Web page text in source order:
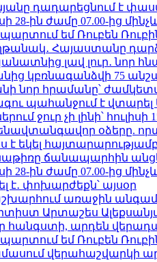
դադարեցնում է
28-ին ժամը 07.00-ից
եմ Ռուբեն
Հայաստանը
լավ լուր․ նոր
կբռնագանձվի 75
նոր հրամանը՝
պահանջում է վտարել
ջուր չի լինի՝ հուլիսի
օձերը.
է եկել
ճանապարհին
28-ին ժամը 07.00-ից
է․ փոխարժեքն՝ այսօր
առաջին
Արտաշես
հանգստի, արդեն
եմ Ռուբեն
վերահաշվարկի